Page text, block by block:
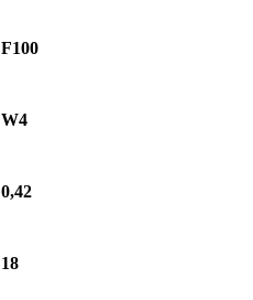
F100
W4
0,42
18